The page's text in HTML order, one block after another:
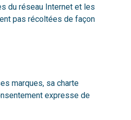
du réseau Internet et les
pas récoltées de façon
marques, sa charte
expresse de